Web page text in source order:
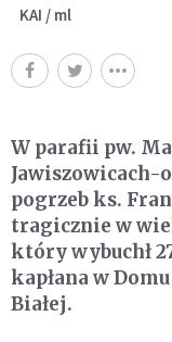
KAI / ml
W parafii pw.
Jawiszowicach-
pogrzeb ks.
tragicznie w
który wybuchł
kapłana w
Białej.